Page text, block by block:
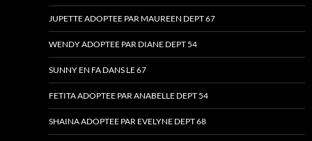
JUPETTE ADOPTEE PAR MAUREEN DEPT 67
WENDY ADOPTEE PAR DIANE DEPT 54
SUNNY EN FA DANS LE 67
FETITA ADOPTEE PAR ANABELLE DEPT 54
SHAINA ADOPTEE PAR EVELYNE DEPT 68